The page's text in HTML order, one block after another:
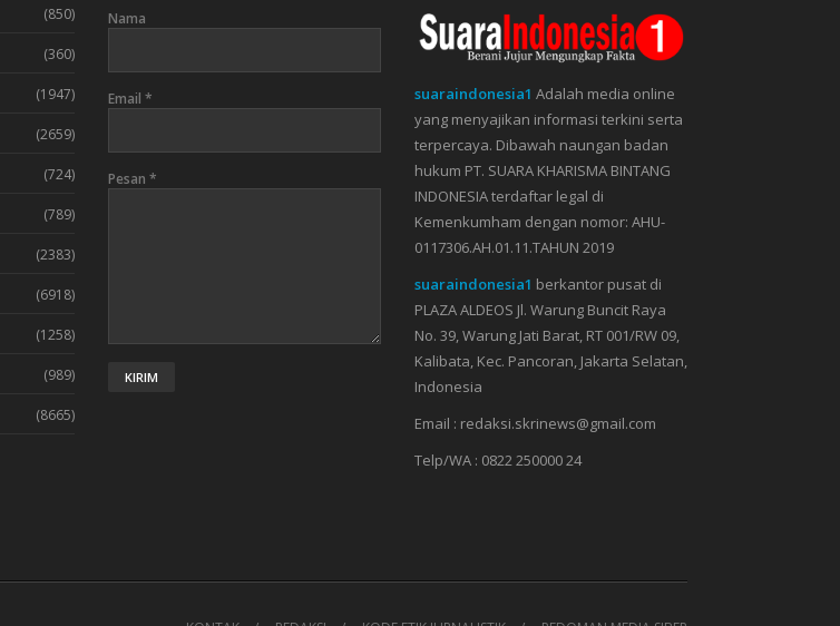
(850)
(360)
(1947)
(2659)
(724)
(789)
(2383)
(6918)
(1258)
(989)
(8665)
Nama
Email *
Pesan *
suaraindonesia1 Adalah media online
yang menyajikan informasi terkini serta
terpercaya. Dibawah naungan badan
hukum PT. SUARA KHARISMA BINTANG
INDONESIA terdaftar legal di
Kemenkumham dengan nomor: AHU-
0117306.AH.01.11.TAHUN 2019
suaraindonesia1 berkantor pusat di
PLAZA ALDEOS Jl. Warung Buncit Raya
No. 39, Warung Jati Barat, RT 001/RW 09,
Kalibata, Kec. Pancoran, Jakarta Selatan,
Indonesia
Email : redaksi.skrinews@gmail.com
Telp/WA : 0822 250000 24